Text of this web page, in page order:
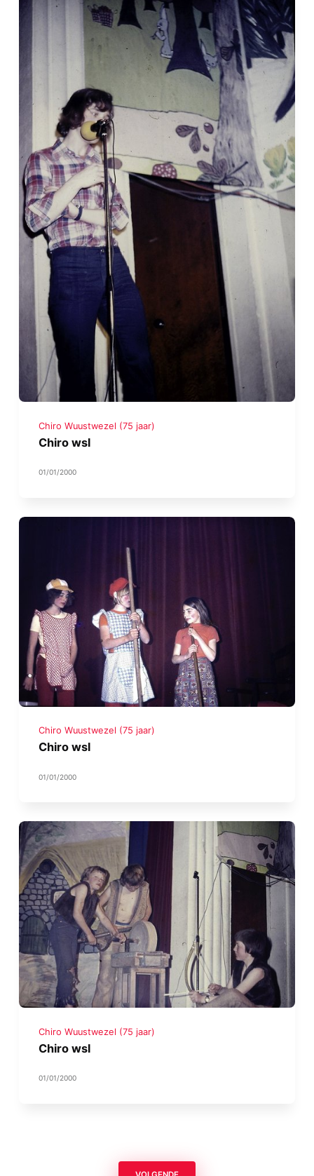
Chiro Wuustwezel (75 jaar)
Chiro wsl
01/01/2000
Chiro Wuustwezel (75 jaar)
Chiro wsl
01/01/2000
Chiro Wuustwezel (75 jaar)
Chiro wsl
01/01/2000